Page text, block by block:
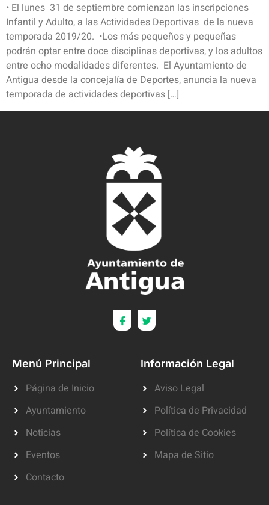
• El lunes 31 de septiembre comienzan las inscripciones
Infantil y Adulto, a las Actividades Deportivas de la nueva
temporada 2019/20. •Los más pequeños y pequeñas
podrán optar entre doce disciplinas deportivas, y los adultos
entre ocho modalidades diferentes. El Ayuntamiento de
Antigua desde la concejalía de Deportes, anuncia la nueva
temporada de actividades deportivas […]
Menú Principal
Página de Inicio
Ayuntamiento
Noticias
Eventos
Contacto
Información Legal
Aviso Legal
Política de Privacidad
Política de Cookies
Mapa de Sitio